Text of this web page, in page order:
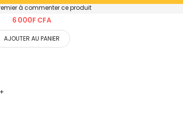
à commenter ce produit
6 000F CFA
AJOUTER AU PANIER